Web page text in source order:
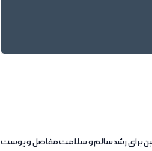
3 و 6، گلوکزامین و کندرویتین برای رشد سالم و سلامت مفاصل و پوست